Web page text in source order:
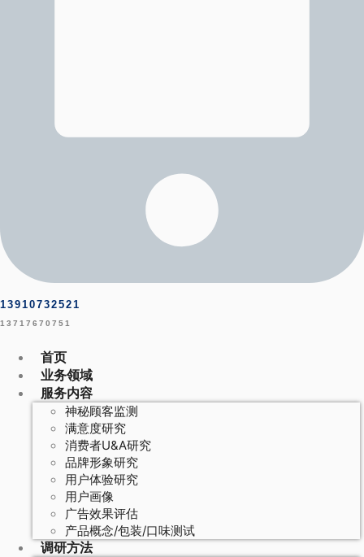
13910732521
13717670751
首页
业务领域
服务内容
神秘顾客监测
满意度研究
消费者U&A研究
品牌形象研究
用户体验研究
用户画像
广告效果评估
产品概念/包装/口味测试
调研方法